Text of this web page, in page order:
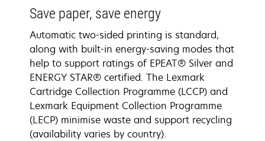
Save paper, save energy
Automatic two-sided printing is standard,
along with built-in energy-saving modes that
help to support ratings of EPEAT® Silver and
ENERGY STAR® certified. The Lexmark
Cartridge Collection Programme (LCCP) and
Lexmark Equipment Collection Programme
(LECP) minimise waste and support recycling
(availability varies by country).